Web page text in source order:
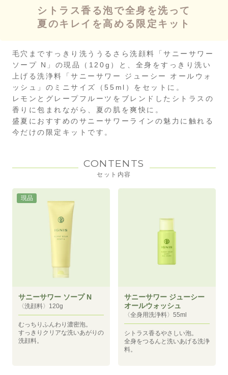
シトラス香る泡で全身を洗って
夏のキレイを高める限定キット
毛穴まですっきり洗ううるさら洗顔料「サニーサワー
ソープ N」の現品（120g）と、全身をすっきり洗い
上げる洗浄料「サニーサワー ジューシー オールウォ
ッシュ」のミニサイズ（55ml）をセットに。
レモンとグレープフルーツをブレンドしたシトラスの
香りに包まれながら、夏の肌を爽快に。
盛夏におすすめのサニーサワーラインの魅力に触れる
今だけの限定キットです。
CONTENTS
セット内容
現品
サニーサワー ソープ N
〈洗顔料〉120g
むっちりふんわり濃密泡。
すっきりクリアな洗いあがりの
洗顔料。
サニーサワー ジューシー
オールウォッシュ
〈全身用洗浄料〉55ml
シトラス香るやさしい泡。
全身をつるんと洗いあげる洗浄
料。